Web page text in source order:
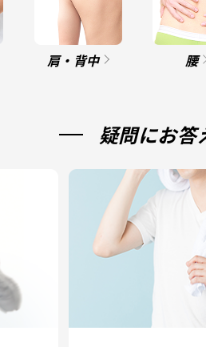
肩・背中 腰
疑問にお答